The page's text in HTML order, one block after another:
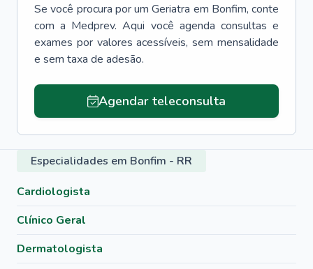
Se você procura por um Geriatra em Bonfim, conte
com a Medprev. Aqui você agenda consultas e
exames por valores acessíveis, sem mensalidade
e sem taxa de adesão.
Agendar teleconsulta
Especialidades em Bonfim - RR
Cardiologista
Clínico Geral
Dermatologista